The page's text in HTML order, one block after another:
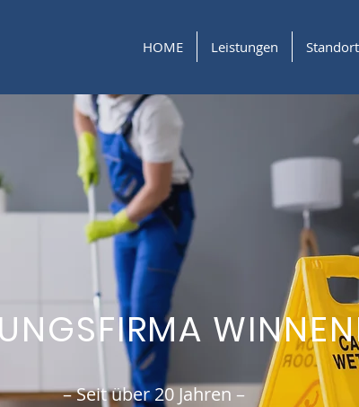
HOME Leistungen
– Seit über 20 Jahren –